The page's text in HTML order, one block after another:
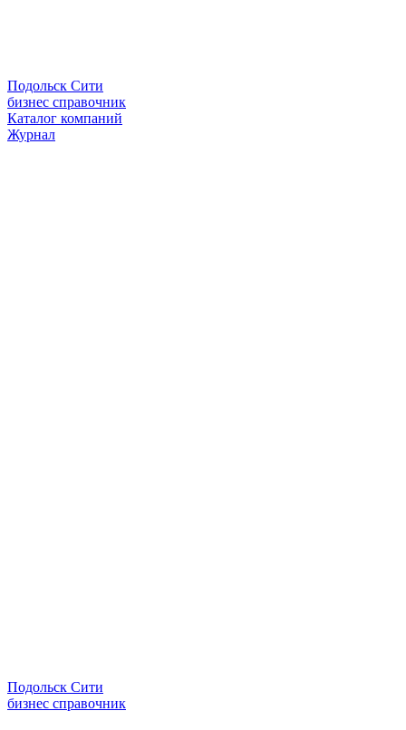
Подольск Сити
бизнес справочник
Каталог компаний
Журнал
Подольск Сити
бизнес справочник